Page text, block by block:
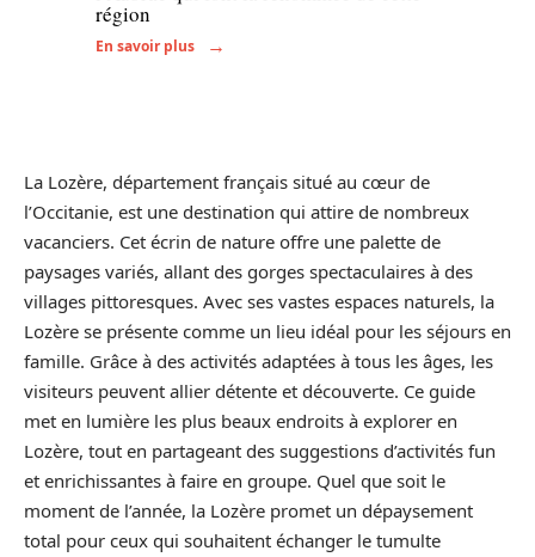
région
En savoir plus
La Lozère, département français situé au cœur de
l’Occitanie, est une destination qui attire de nombreux
vacanciers. Cet écrin de nature offre une palette de
paysages variés, allant des gorges spectaculaires à des
villages pittoresques. Avec ses vastes espaces naturels, la
Lozère se présente comme un lieu idéal pour les séjours en
famille. Grâce à des activités adaptées à tous les âges, les
visiteurs peuvent allier détente et découverte. Ce guide
met en lumière les plus beaux endroits à explorer en
Lozère, tout en partageant des suggestions d’activités fun
et enrichissantes à faire en groupe. Quel que soit le
moment de l’année, la Lozère promet un dépaysement
total pour ceux qui souhaitent échanger le tumulte